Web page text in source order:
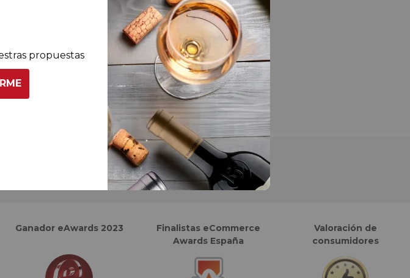
CONFIANZA
Ganador eAwards 2023
Finalistas eCommerce
Awards España
Valoración de
consumidores
propuestas